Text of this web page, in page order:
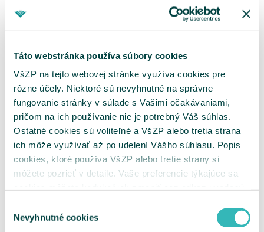
Táto webstránka používa súbory cookies
VšZP na tejto webovej stránke využíva cookies pre
rôzne účely. Niektoré sú nevyhnutné na správne
fungovanie stránky v súlade s Vašimi očakávaniami,
pričom na ich používanie nie je potrebný Váš súhlas.
Ostatné cookies sú voliteľné a VšZP alebo tretia strana
ich môže využívať až po udelení Vášho súhlasu. Popis
cookies, ktoré používa VšZP alebo tretie strany si
môžete pozrieť v detaile. Vaše preferencie týkajúce sa
súhlasu
Nevyhnutné cookies
Vydávanie výkazov nedoplatkov
poistného
Výkaz preddavkov zamestnávateľa
Výkaz preddavkov na poistné na verejné
zdravotné poistenie platiteľa dividend
Žiadosť o splátkový kalendár
Žiadosť o vrátenie poistného / Žiadosť o
preúčtovanie platby
Vyhľadanie príslušnosti k pobočke
Ukrajina
MenuBanner
Online konzultácie s lekármi pomohli poistencom Všeobecnej
zdravotnej poisťovne (VšZP) včas odhaliť infarkt aj zápal
Slovenska aj zo zahraničia a pomohol už tisícom poistencov.
Čítajte viac
Všetky správy
O nás
O VšZP
Kariéra
Kontakt pre médiá
Tlačové správy
Blog
Ochrana osobných údajov
Anketa spokojnosti klientov
Newsletter